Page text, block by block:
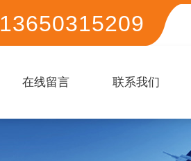
13650315209
在线留言 联系我们